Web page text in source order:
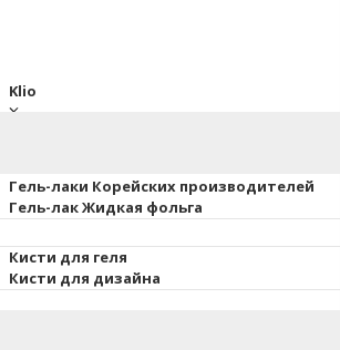
Klio
Гель-лаки Корейских производителей
Гель-лак Жидкая фольга
Кисти для геля
Кисти для дизайна